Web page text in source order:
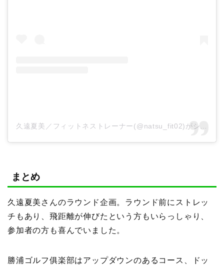
久遠夏美／フィットネストレーナー(@natsu_fit02)がシェアした投稿
まとめ
久遠夏美さんのラウンド企画。ラウンド前にストレッ
チもあり、飛距離が伸びたという方もいらっしゃり、
参加者の方も喜んでいました。
勝浦ゴルフ俱楽部はアップダウンのあるコース、ドッ